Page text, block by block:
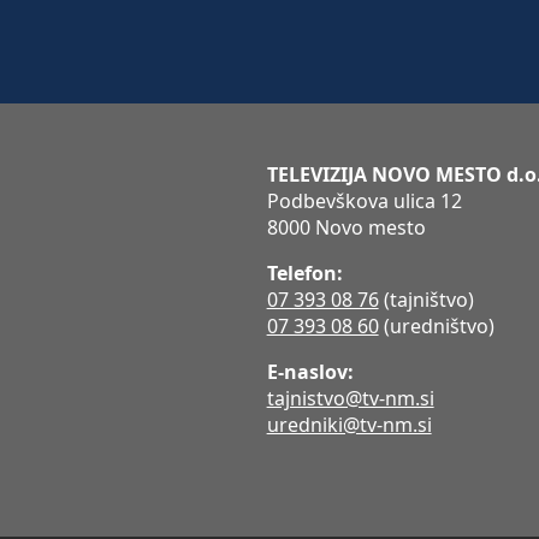
TELEVIZIJA NOVO MESTO
Podbevškova ulica 12
8000 Novo mesto
Telefon:
07 393 08 76(tajništvo)
07 393 08 60(uredništvo)
E-naslov:
tajnistvo@tv-nm.si
uredniki@tv-nm.si